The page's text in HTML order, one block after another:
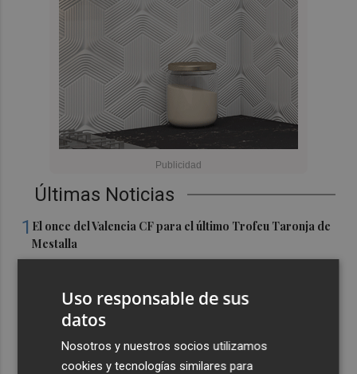
Últimas Noticias
1 El once del Valencia CF para el último Trofeu Taronja de
Mestalla
"extremo" en la mayor parte de la Península y Baleares
el día del eclipse
Company: “Estamos comenzando a ver el equipo que
queremos ver en la Liga”
Uso responsable de sus
datos
Nosotros y nuestros socios utilizamos
cookies y tecnologías similares para